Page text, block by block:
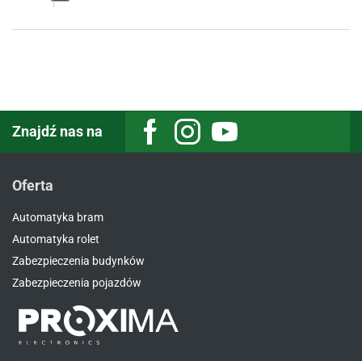
Znajdź nas na FacebookInstagramYoutube
Oferta
Automatyka bram
Automatyka rolet
Zabezpieczenia budynków
Zabezpieczenia pojazdów